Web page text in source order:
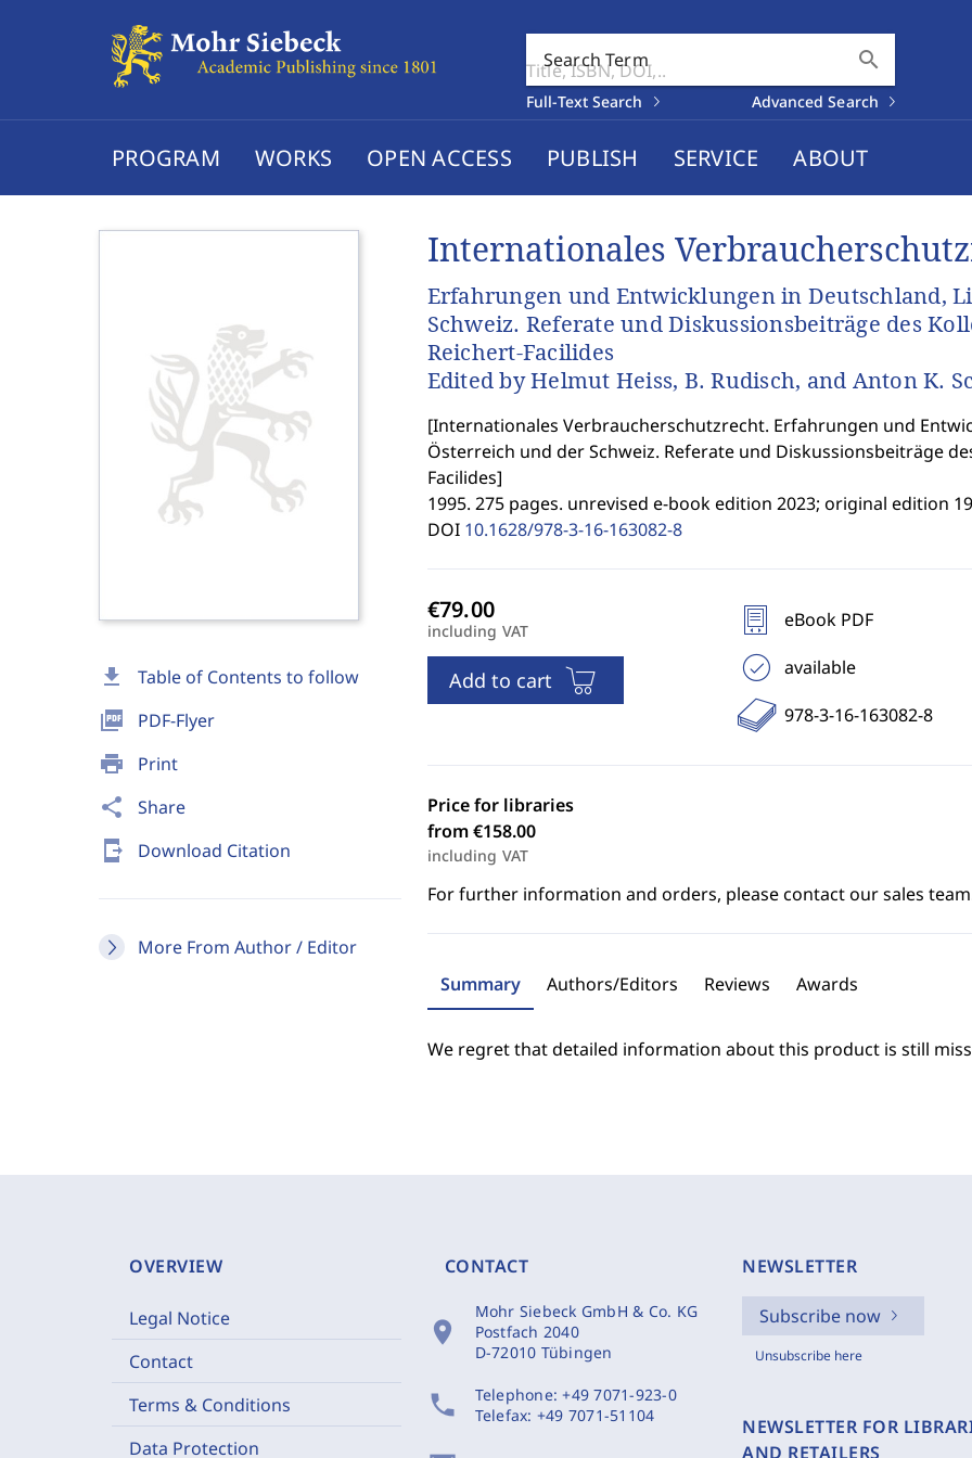
Search Term search
Full-Text Search Advanced Search
PROGRAM WORKS OPEN ACCESS PUBLISH SERVICE ABOUT
download Table of Contents to follow
picture_as_pdf PDF-Flyer
print Print
share Share
send_to_mobile Download Citation
More From Author / Editor
Internationales
Erfahrungen und Entwicklungen in Deutschland,
Schweiz. Referate und Diskussionsbeiträge des
Reichert-Facilides
Edited by Helmut Heiss, B. Rudisch, and Anton K.
[Internationales Verbraucherschutzrecht. Erfahrungen und
Österreich und der Schweiz. Referate und Diskussionsbeiträge
Facilides]
1995. 275 pages. unrevised e-book edition 2023; original edition
DOI 10.1628/978-3-16-163082-8
including VAT
Add to cart
eBook PDF
available
978-3-16-163082-8
Price for libraries
from €158.00
including VAT
For further information and orders, please contact our sales
Summary Authors/Editors Reviews Awards
We regret that detailed information about this product is still
OVERVIEW
Legal Notice
Contact
Terms & Conditions
Data Protection
CONTACT
location_on
Mohr Siebeck GmbH & Co. KG
Postfach 2040
D-72010 Tübingen
phone Telephone:+49 7071-923-0
Telefax: +49 7071-51104
NEWSLETTER
Subscribe now
Unsubscribe here
NEWSLETTER FOR
AND RETAILERS